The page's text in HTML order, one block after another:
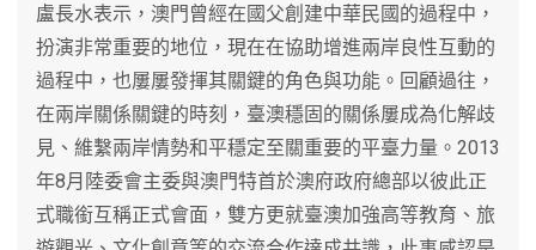
盧長水表示，澳門曾經在國父創建中華民國的過程中，
扮演非常重要的地位，現在在協助增進兩岸良性互動的
過程中，也屢屢發揮其關鍵的角色與功能。回顧過往，
在兩岸關係關鍵的時刻，臺澳穩固的關係屢成為化解歧
見、維繫兩岸情勢和平穩定至關重要的平臺力量。2013
年8月陸委會主委與澳門特首於澳府政府總部以彼此正
式職銜互稱正式會面，雙方更就臺澳加強高等教育、旅